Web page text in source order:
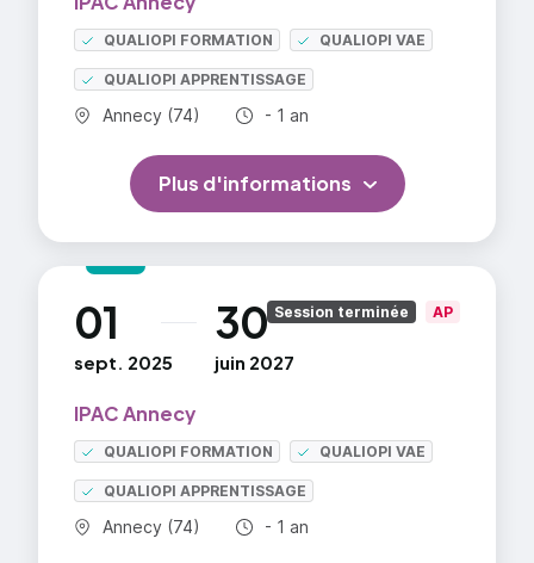
QUALIOPI FORMATION QUALIOPI VAE
QUALIOPI APPRENTISSAGE
Commune :
Annecy (74) Durée totale :
- 1 an
Plus d'informations
01
sept. 2025
au 30
juin 2027
IPAC Annecy
QUALIOPI FORMATION QUALIOPI VAE
QUALIOPI APPRENTISSAGE
Commune :
Annecy (74) Durée totale :
- 1 an
Session terminée AP